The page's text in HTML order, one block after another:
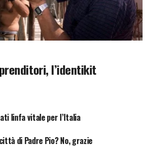
l’identikit
linfa vitale per l’Italia
di Padre Pio? No, grazie